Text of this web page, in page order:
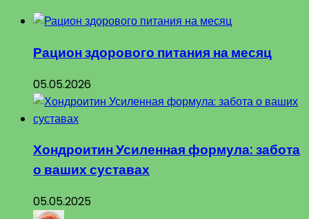
Рацион здорового питания на месяц
05.05.2026
Хондроитин Усиленная формула: забота
о ваших суставах
05.05.2025